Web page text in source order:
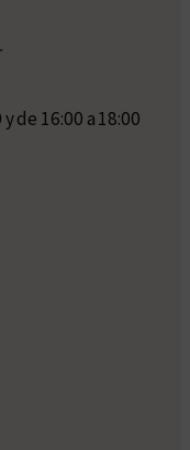
de 16:00 a 18:00